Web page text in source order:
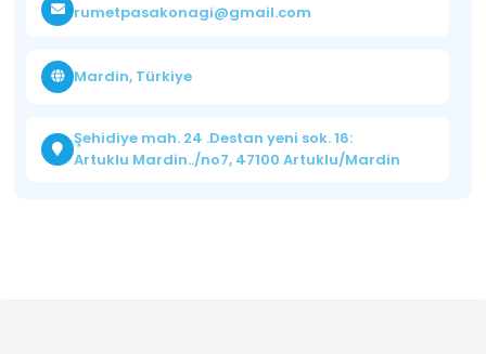
rumetpasakonagi@gmail.com
Mardin, Türkiye
Şehidiye mah. 24 .Destan yeni sok. 16:
Artuklu Mardin../no7, 47100 Artuklu/Mardin